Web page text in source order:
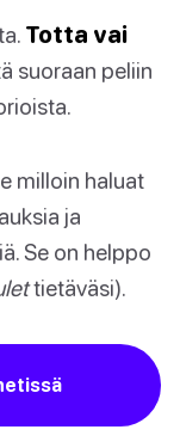
Totta vai
suoraan peliin
milloin haluat
ja
Se on helppo
tietäväsi).